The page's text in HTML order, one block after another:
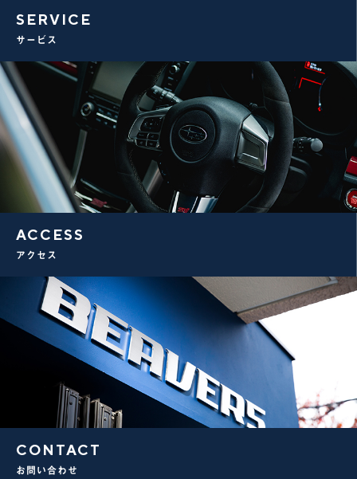
SERVICE
サービス
ACCESS
アクセス
CONTACT
お問い合わせ